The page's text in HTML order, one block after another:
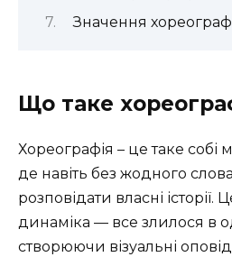
Значення
Що таке
Хореографія – це таке собі
де навіть без жодного
розповідати власні історії.
динаміка — все злилося в
створюючи візуальні